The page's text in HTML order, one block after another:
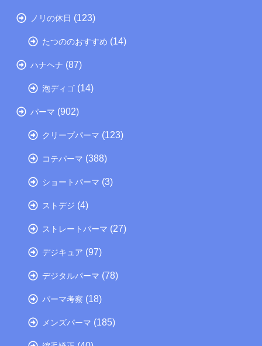
ノリの休日 (123)
たつののおすすめ (14)
ハナヘナ (87)
泡ディゴ (14)
パーマ (902)
クリープパーマ (123)
コテパーマ (388)
ショートパーマ (3)
ストデジ (4)
ストレートパーマ (27)
デジキュア (97)
デジタルパーマ (78)
パーマ考察 (18)
メンズパーマ (185)